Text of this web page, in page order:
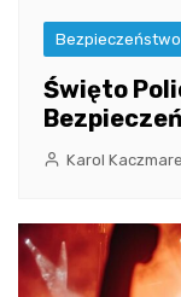
Bezpieczeństwo
Święto
Karol